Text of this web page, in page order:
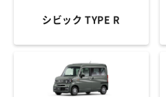
シビック TYPE R